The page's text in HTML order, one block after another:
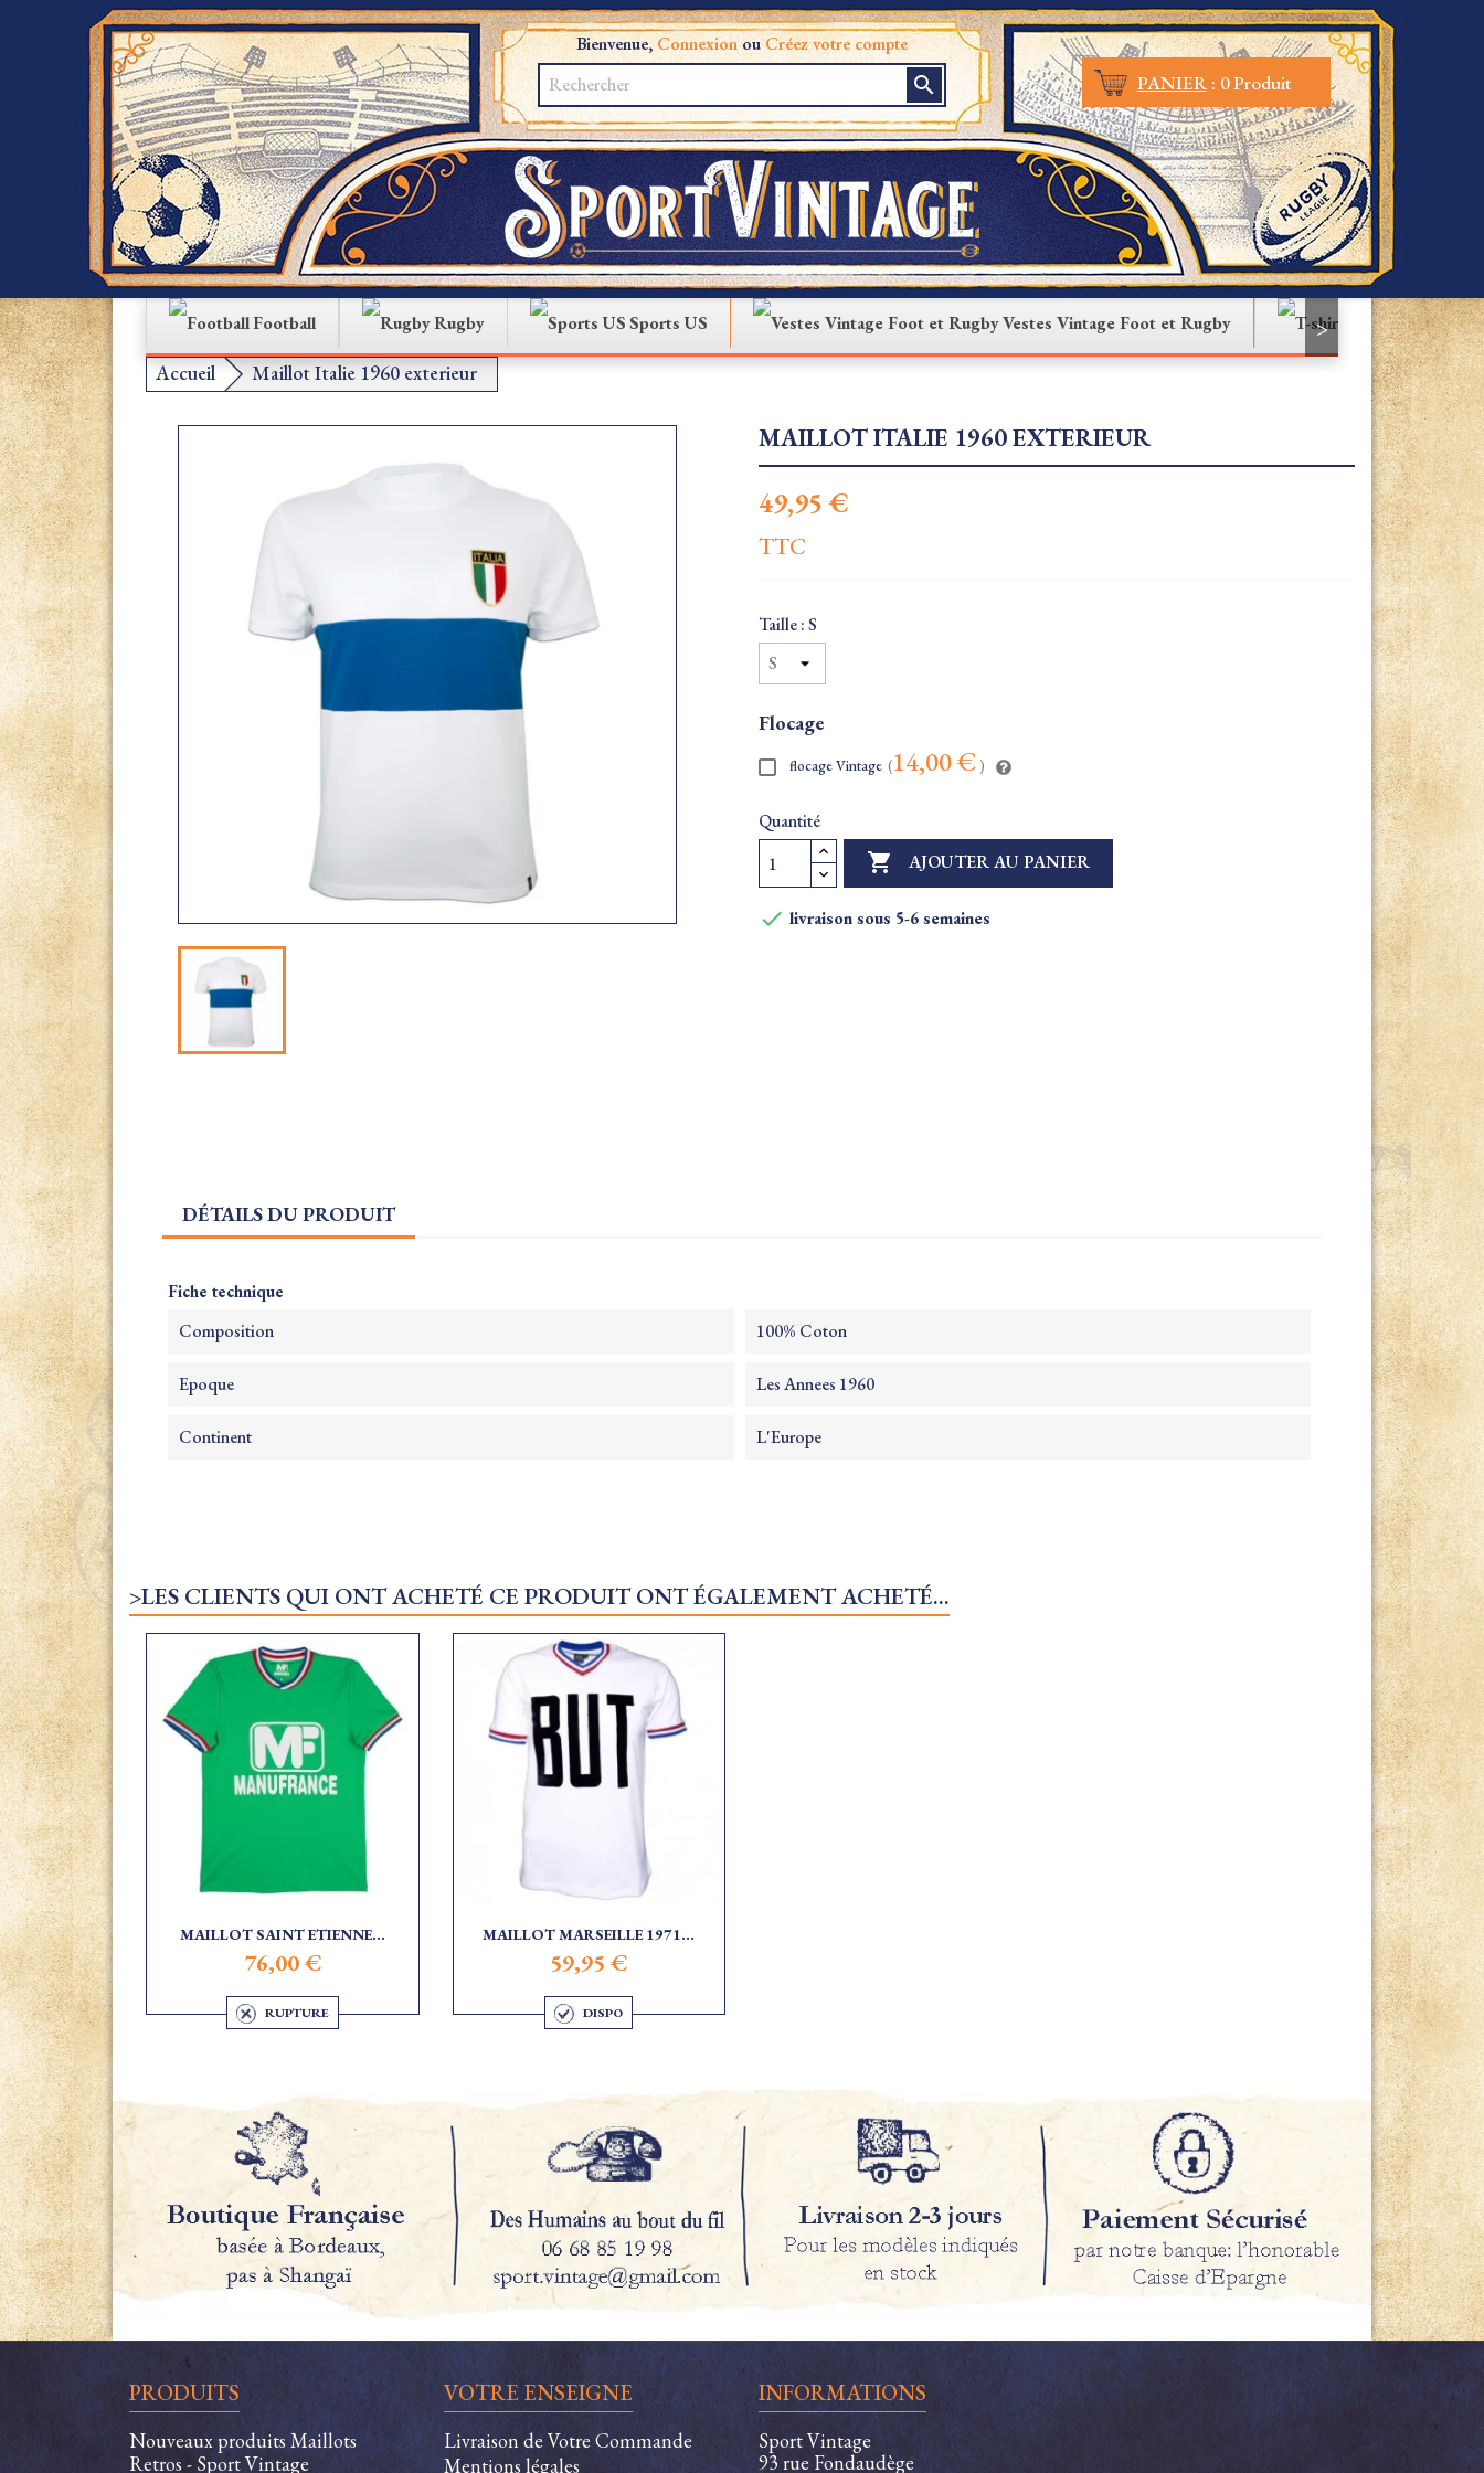
Bienvenue, ConnexionouCréez votre compte
search PANIER: 0 Produit
Football Rugby Sports US Vestes Vintage Foot et Rugby T-shirt
>
Accueil Maillot Italie 1960 exterieur
MAILLOT ITALIE 1960 EXTERIEUR
49,95 €
TTC
Taille : S
Flocage
flocage Vintage (14,00 € )
Quantité
 AJOUTER AU PANIER
 livraison sous 5-6 semaines
DÉTAILS DU PRODUIT
Fiche technique
Composition 100% Coton
Epoque Les Annees 1960
Continent L'Europe
>LES CLIENTS QUI ONT ACHETÉ CE PRODUIT ONT ÉGALEMENT ACHETÉ...
MAILLOT SAINT ETIENNE...
76,00 €
RUPTURE
MAILLOT MARSEILLE 1971...
59,95 €
DISPO
PRODUITS
Nouveaux produits Maillots
Retros - Sport Vintage
VOTRE ENSEIGNE
Livraison de Votre Commande
Mentions légales
INFORMATIONS
Sport Vintage
93 rue Fondaudège